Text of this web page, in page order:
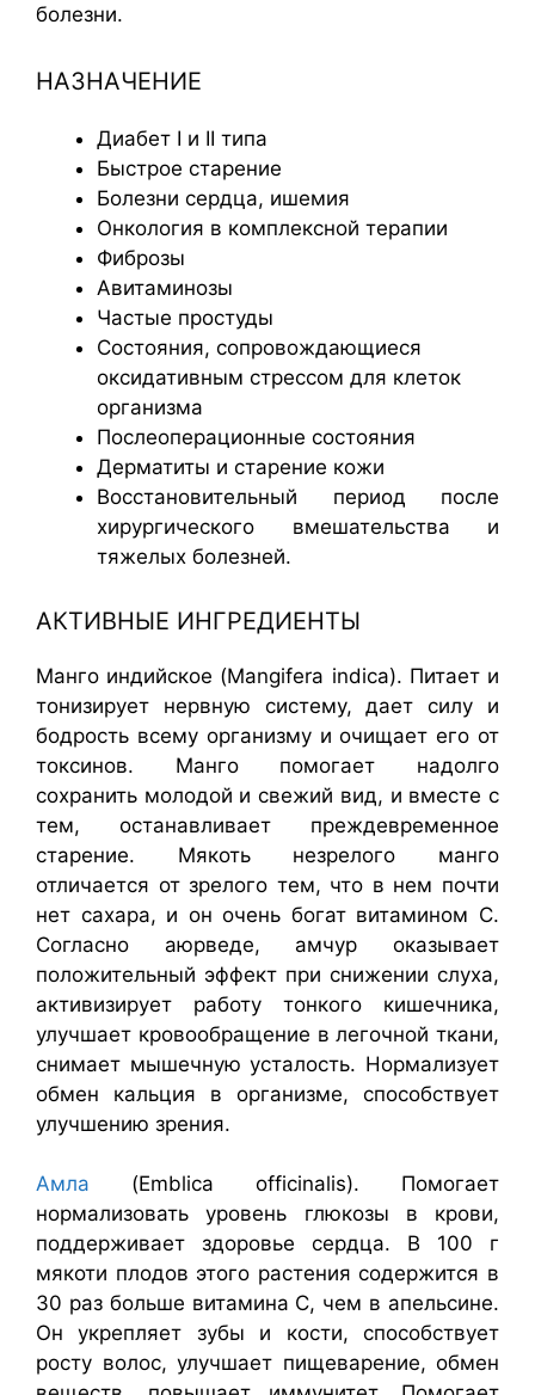
болезни.
НАЗНАЧЕНИЕ
Диабет I и II типа
Быстрое старение
Болезни сердца, ишемия
Онкология в комплексной терапии
Фиброзы
Авитаминозы
Частые простуды
Состояния, сопровождающиеся
оксидативным стрессом для клеток
организма
Послеоперационные состояния
Дерматиты и старение кожи
Восстановительный период после
хирургического вмешательства и
тяжелых болезней.
АКТИВНЫЕ ИНГРЕДИЕНТЫ
Манго индийское (Mangifera indica). Питает и
тонизирует нервную систему, дает силу и
бодрость всему организму и очищает его от
токсинов. Манго помогает надолго
сохранить молодой и свежий вид, и вместе с
тем, останавливает преждевременное
старение. Мякоть незрелого манго
отличается от зрелого тем, что в нем почти
нет сахара, и он очень богат витамином С.
Согласно аюрведе, амчур оказывает
положительный эффект при снижении слуха,
активизирует работу тонкого кишечника,
улучшает кровообращение в легочной ткани,
снимает мышечную усталость. Нормализует
обмен кальция в организме, способствует
улучшению зрения.
Амла (Emblica officinalis). Помогает
нормализовать уровень глюкозы в крови,
поддерживает здоровье сердца. В 100 г
мякоти плодов этого растения содержится в
30 раз больше витамина С, чем в апельсине.
Он укрепляет зубы и кости, способствует
росту волос, улучшает пищеварение, обмен